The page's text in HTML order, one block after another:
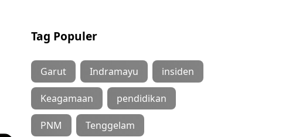
Tag Populer
Garut Indramayu insiden
Keagamaan pendidikan
PNM Tenggelam